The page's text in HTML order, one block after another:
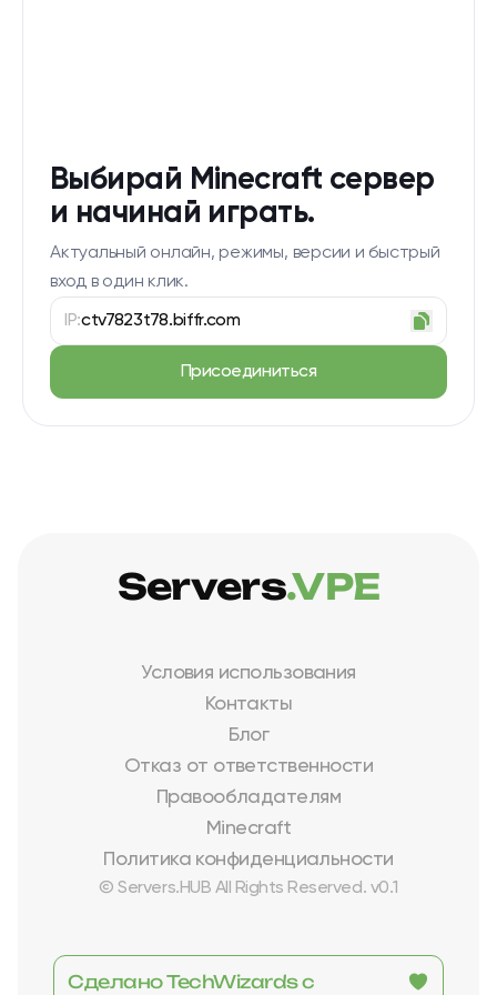
Выбирай Minecraft сервер
и начинай играть.
Актуальный онлайн, режимы, версии и быстрый
вход в один клик.
IP:ctv7823t78.biffr.com
Присоединиться
Условия использования
Контакты
Блог
Отказ от ответственности
Правообладателям
Minecraft
Политика конфиденциальности
© Servers.HUB All Rights Reserved. v0.1
Servers.VPE
Сделано TechWizards с